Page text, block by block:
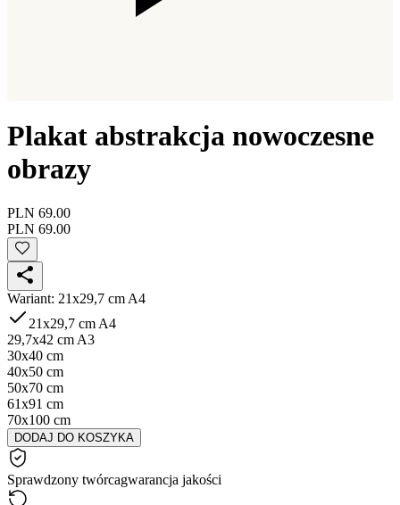
Plakat abstrakcja nowoczesne
obrazy
PLN 69.00
PLN 69.00
Wariant: 21x29,7 cm A4
21x29,7 cm A4
29,7x42 cm A3
30x40 cm
40x50 cm
50x70 cm
61x91 cm
70x100 cm
DODAJ DO KOSZYKA
Sprawdzony twórcagwarancja jakości